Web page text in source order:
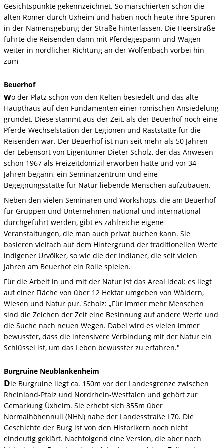
Gesichtspunkte gekennzeichnet. So marschierten schon die
alten Römer durch Üxheim und haben noch heute ihre Spuren
in der Namensgebung der Straße hinterlassen. Die Heerstraße
führte die Reisenden dann mit Pferdegespann und Wagen
weiter in nördlicher Richtung an der Wolfenbach vorbei hin
zum
Beuerhof
wo der Platz schon von den Kelten besiedelt und das alte
Haupthaus auf den Fundamenten einer römischen Ansiedelung
gründet. Diese stammt aus der Zeit, als der Beuerhof noch eine
Pferde-Wechselstation der Legionen und Raststätte für die
Reisenden war. Der Beuerhof ist nun seit mehr als 50 Jahren
der Lebensort von Eigentümer Dieter Scholz, der das Anwesen
schon 1967 als Freizeitdomizil erworben hatte und vor 34
Jahren begann, ein Seminarzentrum und eine
Begegnungsstätte für Natur liebende Menschen aufzubauen.
Neben den vielen Seminaren und Workshops, die am Beuerhof
für Gruppen und Unternehmen national und international
durchgeführt werden, gibt es zahlreiche eigene
Veranstaltungen, die man auch privat buchen kann. Sie
basieren vielfach auf dem Hintergrund der traditionellen Werte
indigener Urvölker, so wie die der Indianer, die seit vielen
Jahren am Beuerhof ein Rolle spielen.
Für die Arbeit in und mit der Natur ist das Areal ideal: es liegt
auf einer Fläche von über 12 Hektar umgeben von Wäldern,
Wiesen und Natur pur. Scholz: „Für immer mehr Menschen
sind die Zeichen der Zeit eine Besinnung auf andere Werte und
die Suche nach neuen Wegen. Dabei wird es vielen immer
bewusster, dass die intensivere Verbindung mit der Natur ein
Schlüssel ist, um das Leben bewusster zu erfahren."
Burgruine Neublankenheim
Die Burgruine liegt ca. 150m vor der Landesgrenze zwischen
Rheinland-Pfalz und Nordrhein-Westfalen und gehört zur
Gemarkung Üxheim. Sie erhebt sich 355m über
Normalhöhennull (NHN) nahe der Landesstraße L70. Die
Geschichte der Burg ist von den Historikern noch nicht
eindeutig geklärt. Nachfolgend eine Version, die aber noch